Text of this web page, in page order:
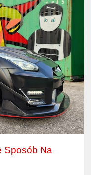
Sposób Na